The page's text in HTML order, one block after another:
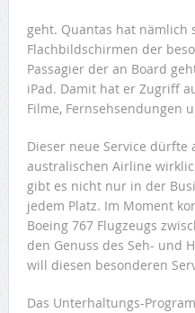
geht. Quantas hat nämlich
Flachbildschirmen der
Passagier der an Board
iPad. Damit hat er Zugriff
Filme, Fernsehsendungen
Dieser neue Service dürfte
australischen Airline
gibt es nicht nur in der
jedem Platz. Im Moment
Boeing 767 Flugzeugs
den Genuss des Seh- und
will diesen besonderen
Das Unterhaltungs-